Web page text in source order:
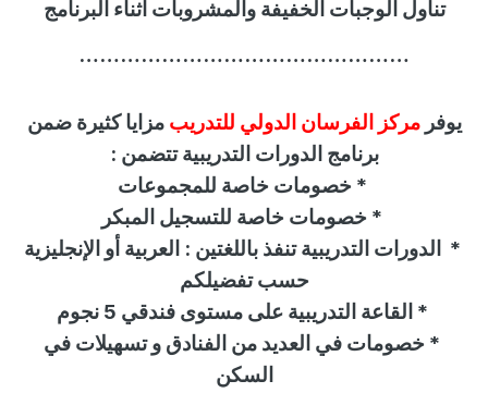
تناول الوجبات الخفيفة والمشروبات اثناء البرنامج
…………………………………………
يوفر مركز الفرسان الدولي للتدريب مزايا كثيرة ضمن
برنامج الدورات التدريبية تتضمن :
* خصومات خاصة للمجموعات
* خصومات خاصة للتسجيل المبكر
*
الدورات التدريبية تنفذ باللغتين : العربية أو الإنجليزية
حسب تفضيلكم
*
القاعة التدريبية على مستوى فندقي 5 نجوم
* خصومات في العديد من الفنادق و تسهيلات في
السكن